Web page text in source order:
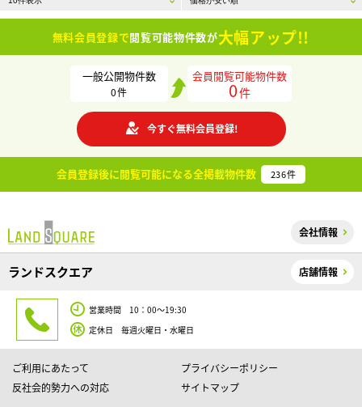
無料会員登録で閲覧可能物件数が大幅アップ!!
一般公開物件数
0件
会員閲覧可能物件数
0件
今すぐ無料会員登録!
会員登録後に閲覧可能になる全掲載物件数 236件
会社情報
ランドスクエア 店舗情報
営業時間 10：00～19:30
定休日 毎週火曜日・水曜日
ご利用にあたって
プライバシーポリシー
反社会的勢力への対応
サイトマップ